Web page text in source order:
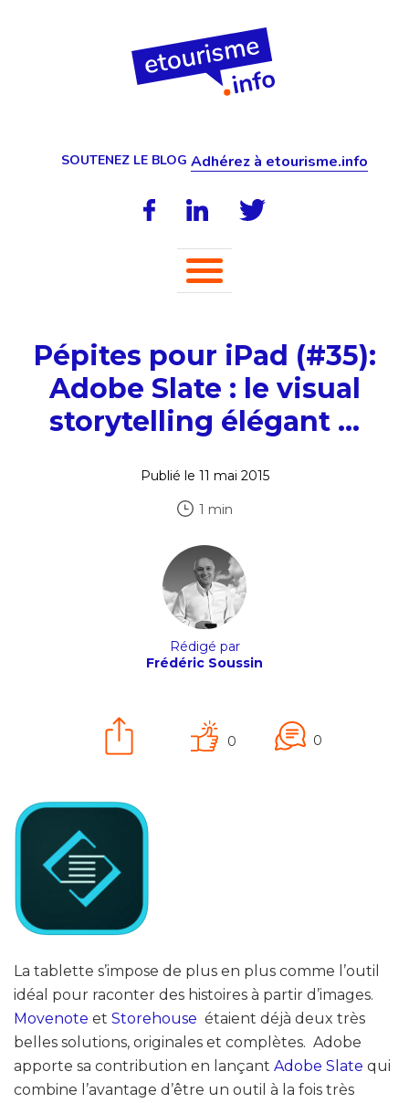
SOUTENEZ LE BLOG Adhérez à etourisme.info
Pépites pour iPad (#35):
Adobe Slate : le visual
storytelling élégant …
Publié le 11 mai 2015
1 min
Rédigé par
Frédéric Soussin
0 0
La tablette s’impose de plus en plus comme l’outil
idéal pour raconter des histoires à partir d’images.
Movenote et Storehouse étaient déjà deux très
belles solutions, originales et complètes. Adobe
apporte sa contribution en lançant Adobe Slate qui
combine l’avantage d’être un outil à la fois très